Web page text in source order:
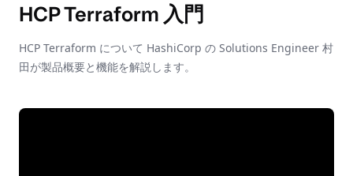
HCP Terraform 入門
HCP Terraform について HashiCorp の Solutions Engineer 村
田が製品概要と機能を解説します。